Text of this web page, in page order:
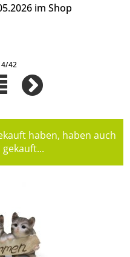
im Shop
42
haben, haben auch